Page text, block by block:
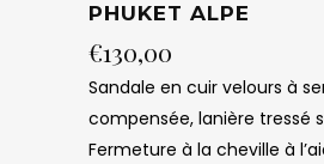
PHUKET ALPE
€130,00
Sandale en cuir velours à
compensée, lanière tressé
Fermeture à la cheville à